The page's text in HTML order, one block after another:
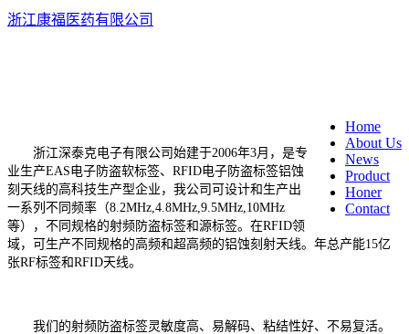
浙江康福医药有限公司
Home
About Us
News
Product
Honer
Contact
浙江深泰克电子有限公司始建于2006年3月，是专
业生产EAS电子防盗软标签、RFID电子防盗标签铝蚀
刻天线的高科技生产型企业，我公司可设计和生产出
一系列不同频率（8.2MHz,4.8MHz,9.5MHz,10MHz
等），不同规格的射频防盗标签和源标签。在RFID领
域，可生产不同规格的高频和超高频的铝蚀刻射天线。年总产能15亿
张RF标签和RFID天线。
我们的射频防盗标签灵敏度高、易解码、粘结性好、不易复活。